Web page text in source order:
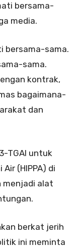
bersama-
media.
bersama-sama.
sama.
kontrak,
bagaimana-
dan
TGAI untuk
(HIPPA) di
menjadi alat
berkat jerih
ini meminta